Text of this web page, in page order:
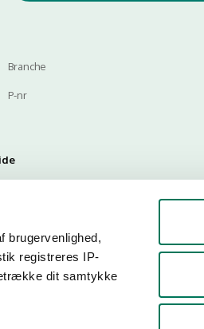
brugervenlighed,
registreres IP-
dit samtykke
Branche
P-nr
Så